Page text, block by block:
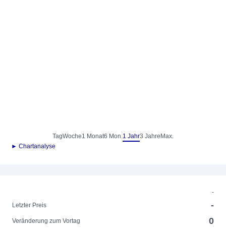
TagWoche1 Monat6 Mon.1 Jahr3 Jahre Max.
► Chartanalyse
-
Letzter Preis
-
Veränderung zum Vortag 0